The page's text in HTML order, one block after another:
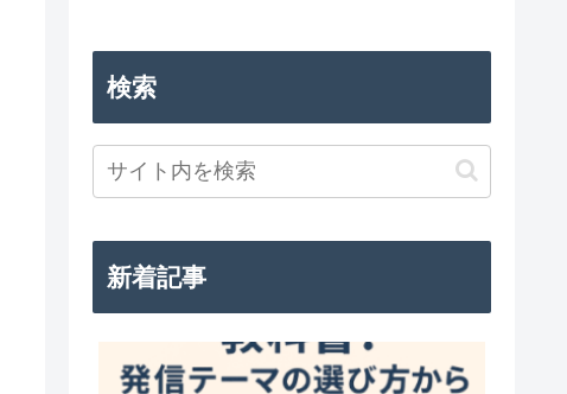
検索
新着記事